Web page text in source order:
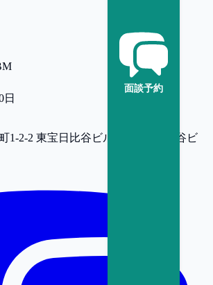
面談予約
日
1-2-2 東宝日比谷ビル15F
東宝日比谷ビ